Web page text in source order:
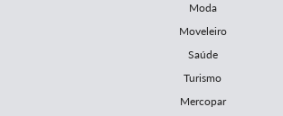
Moda
Moveleiro
Saúde
Turismo
Mercopar